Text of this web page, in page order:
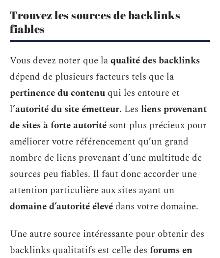
Trouvez les sources de backlinks
fiables
Vous devez noter que laqualité des backlinks
dépend de plusieurs facteurs tels que la
pertinence du contenu qui les entoure et
l’autorité du site émetteur. Les liens provenant
de sites à forte autorité sont plus précieux pour
améliorer votre référencement qu’un grand
nombre de liens provenant d’une multitude de
sources peu fiables. Il faut donc accorder une
attention particulière aux sites ayant un
domaine d’autorité élevédans votre domaine.
Une autre source intéressante pour obtenir des
backlinks qualitatifs est celle des forums en